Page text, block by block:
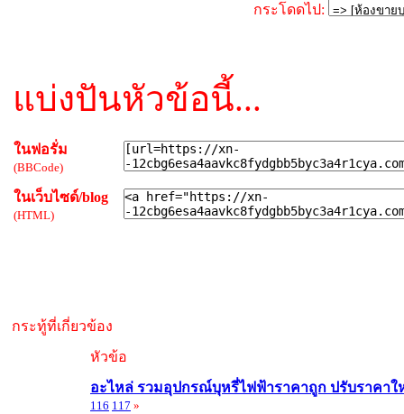
กระโดดไป:
แบ่งปันหัวข้อนี้...
ในฟอรั่ม
(BBCode)
ในเว็บไซด์/blog
(HTML)
กระทู้ที่เกี่ยวข้อง
หัวข้อ
อะไหล่ รวมอุปกรณ์บุหรี่ไฟฟ้าราคาถูก ปรับราคา
116 117 »